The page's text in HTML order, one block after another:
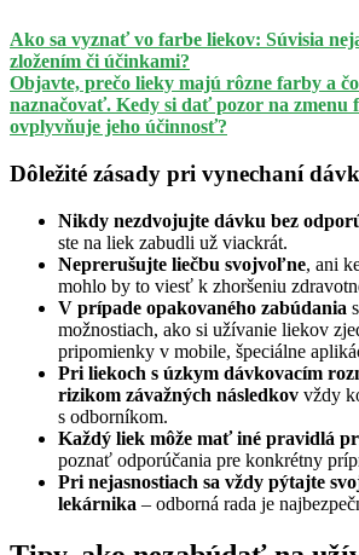
Ako sa vyznať vo farbe liekov: Súvisia
zložením či účinkami?
Objavte, prečo lieky majú rôzne farby a
naznačovať. Kedy si dať pozor na zmenu
ovplyvňuje jeho účinnosť?
Dôležité zásady pri vynechaní
Nikdy nezdvojujte dávku bez
ste na liek zabudli už viackrát.
Neprerušujte liečbu svojvoľne, ani
mohlo by to viesť k zhoršeniu
V prípade opakovaného zabúdania
možnostiach, ako si užívanie liekov
pripomienky v mobile, špeciálne
Pri liekoch s úzkym dávkovacím
rizikom závažných následkov vždy
s odborníkom.
Každý liek môže mať iné pravidlá
poznať odporúčania pre konkrétny
Pri nejasnostiach sa vždy pýtajte
lekárnika – odborná rada je